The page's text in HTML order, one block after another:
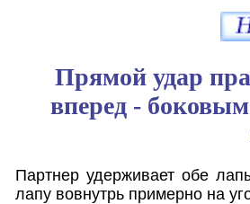
Прямой удар
вперед -
Партнер удерживает обе
лапу вовнутрь примерно на